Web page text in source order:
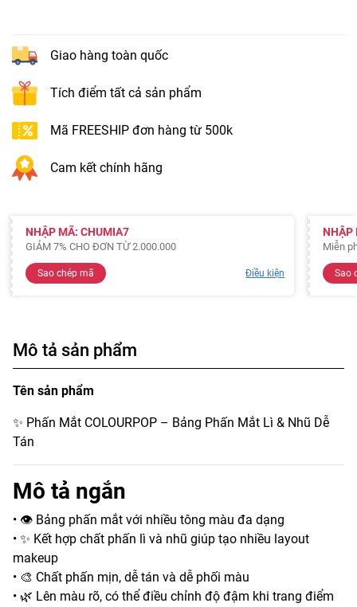
Giao hàng toàn quốc
Tích điểm tất cả sản phẩm
Mã FREESHIP đơn hàng từ 500k
Cam kết chính hãng
NHẬP MÃ: CHUMIA7
GIẢM 7% CHO ĐƠN TỪ 2.000.000
Sao chép mã Điều kiện
NHẬP
Miễn
Sao
Mô tả sản phẩm
Tên sản phẩm
✨ Phấn Mắt COLOURPOP – Bảng Phấn Mắt Lì & Nhũ Dễ
Tán
Mô tả ngắn
• 👁️ Bảng phấn mắt với nhiều tông màu đa dạng
• ✨ Kết hợp chất phấn lì và nhũ giúp tạo nhiều layout
makeup
• 🎨 Chất phấn mịn, dễ tán và dễ phối màu
• 🌿 Lên màu rõ, có thể điều chỉnh độ đậm khi trang điểm